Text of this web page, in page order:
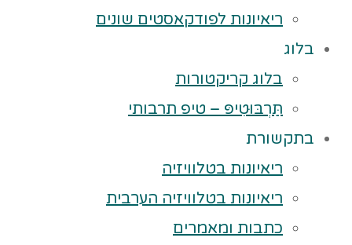
ריאיונות לפודקאסטים שונים
בלוג
בלוג קריקטורות
תַּרְבּוּטִיפּ – טיפ תרבותי
בתקשורת
ריאיונות בטלוויזיה
ריאיונות בטלוויזיה הערבית
כתבות ומאמרים